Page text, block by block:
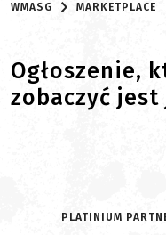
WMASG MARKETPLACE
Ogłoszenie,
zobaczyć
PLATINIUM